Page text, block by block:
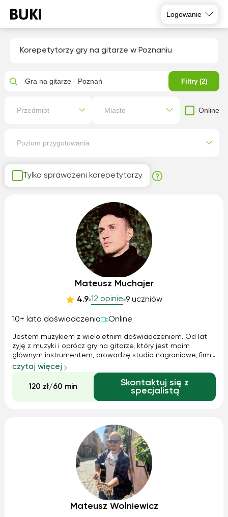
Logowanie
Korepetytorzy gry na gitarze w Poznaniu
Tylko sprawdzeni korepetytorzy
Mateusz Muchajer
4.9 12 opinie 9 uczniów
10+ lata doświadczenia Online
Jestem muzykiem z wieloletnim doświadczeniem. Od lat
żyję z muzyki i oprócz gry na gitarze, który jest moim
głównym instrumentem, prowadzę studio nagraniowe, firmę
muzyczną, gram na basie, fortepianie i śpiewam. Prowadzę
lekcje z gry na każdym rodzaju gitary: - klasycznej -
akustycznej - elektrycznej - basowej
czytaj więcej
120 zł/60 min
Skontaktuj się z
specjalistą
Mateusz Wolniewicz
Gra na gitarze - Poznań Filtry (2)
Przedmiot Miasto Online
Poziom przygotowania